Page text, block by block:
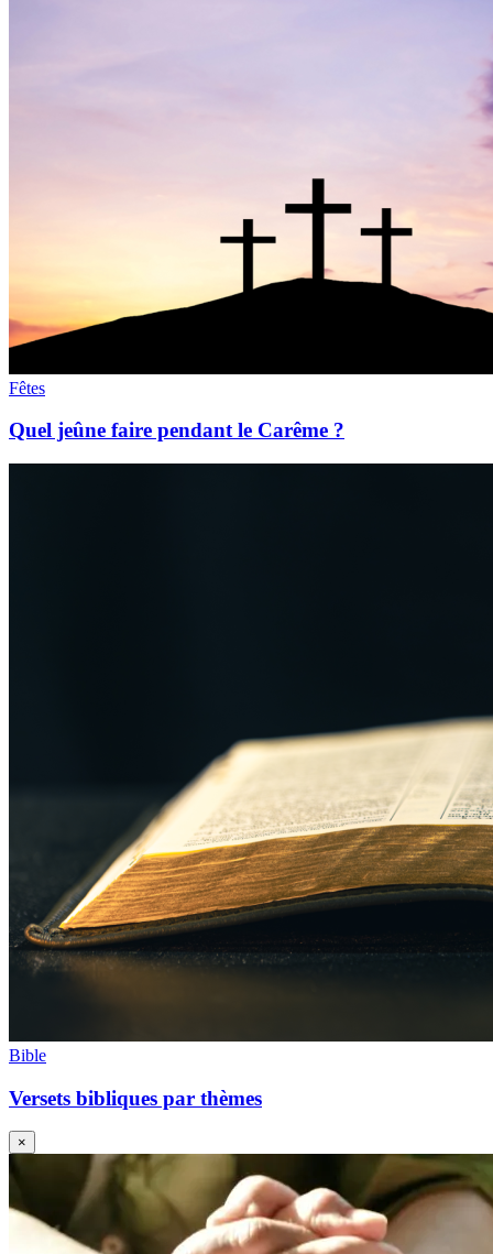
Fêtes
Quel jeûne faire pendant le Carême ?
Bible
Versets bibliques par thèmes
×